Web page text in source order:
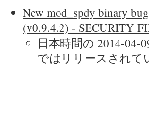
New mod_spdy binary
(v0.9.4.2) - SECURITY
日本時間の 2014-04-
ではリリースされて